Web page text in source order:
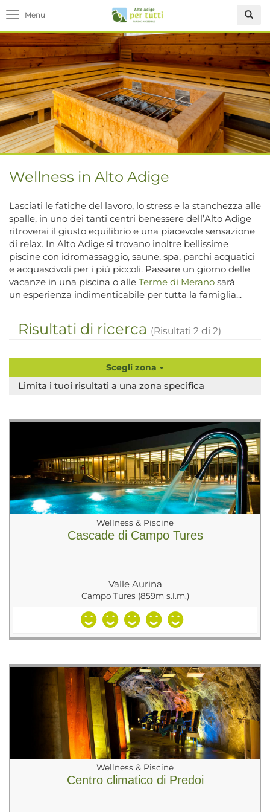
Toggle navigation
Wellness in Alto Adige
Lasciati le fatiche del lavoro, lo stress e la stanchezza alle
spalle, in uno dei tanti centri benessere dell’Alto Adige
ritroverai il giusto equilibrio e una piacevole sensazione
di relax. In Alto Adige si trovano inoltre bellissime
piscine con idromassaggio, saune, spa, parchi acquatici
e acquascivoli per i più piccoli. Passare un giorno delle
vacanze in una piscina o alle Terme di Merano sarà
un'esperienza indimenticabile per tutta la famiglia...
Risultati di ricerca (Risultati 2 di 2)
Scegli zona
Limita i tuoi risultati a una zona specifica
Wellness & Piscine
Cascade di Campo Tures
Valle Aurina
Campo Tures (859m s.l.m.)
Wellness & Piscine
Centro climatico di Predoi